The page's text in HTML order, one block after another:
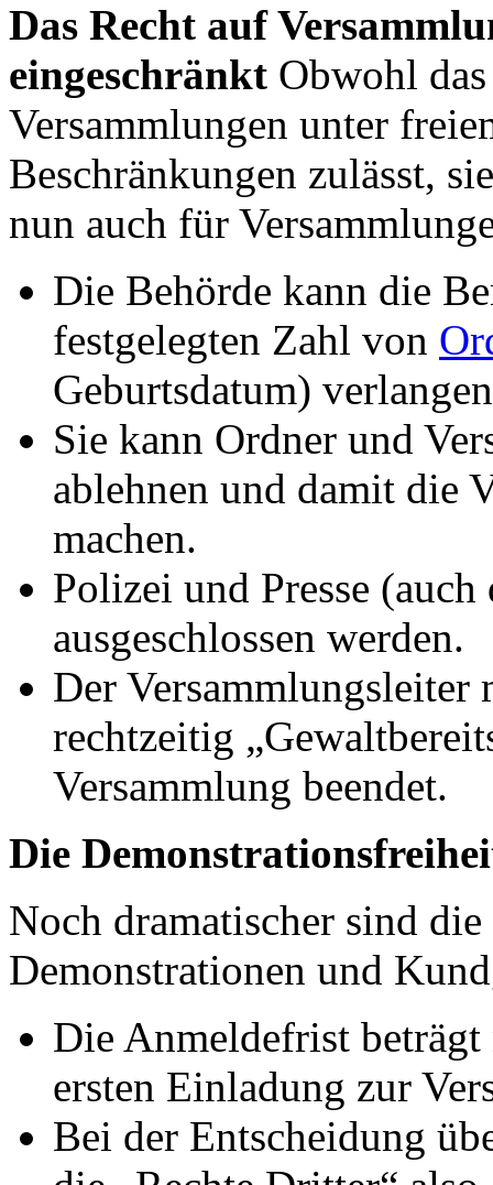
Das Recht auf
eingeschränkt Obwohl
Versammlungen unter
Beschränkungen zulässt,
nun auch für
Die Behörde kann die
festgelegten Zahl von
Geburtsdatum)
Sie kann Ordner und
ablehnen und damit die
machen.
Polizei und Presse
ausgeschlossen werden.
Der Versammlungsleiter
rechtzeitig
Versammlung beendet.
Die
Noch dramatischer sind
Demonstrationen und
Die Anmeldefrist
ersten Einladung zur
Bei der Entscheidung